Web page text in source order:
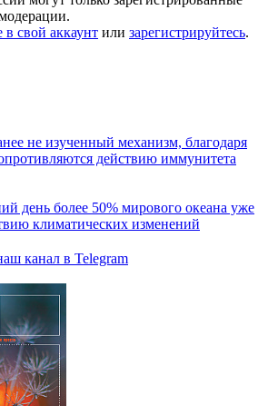
в свой аккаунт или зарегистрируйтесь.
не изученный механизм, благодаря
действию иммунитета
день более 50% мирового океана уже
климатических изменений
канал в Telegram